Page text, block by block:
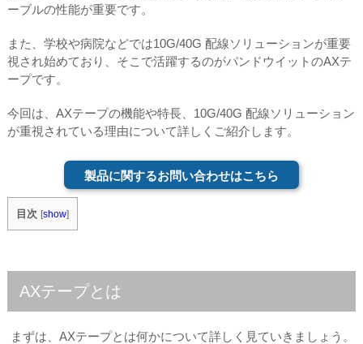
ーブルの性能が重要です。
また、学校や病院などでは10G/40G 配線ソリューションが重要
視され始めており、そこで活躍するのがパンドウイットのAXテ
ープです。
今回は、AXテープの機能や特長、10G/40G 配線ソリューション
が重視されている理由について詳しくご紹介します。
製品に関するお問い合わせはこちら
目次 [show]
AXテープとは
まずは、AXテープとは何かについて詳しく見ていきましょう。